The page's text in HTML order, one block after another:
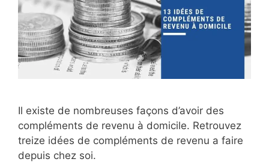
Il existe de nombreuses façons d’avoir des
compléments de revenu à domicile. Retrouvez
treize idées de compléments de revenu a faire
depuis chez soi.